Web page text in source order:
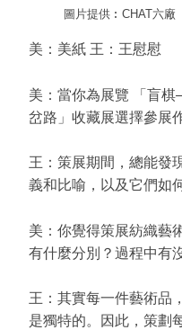
圖片提供︰CHAT六廠
美：美紙 王：王慰慰
美：當你為展覽 「盲
岔路」收藏展選擇參展
王：策展期間，總能發
義和比喻，以及它們如
美：你覺得策展紡織藝
有什麼分別？過程中有
王：其實每一件藝術品
是獨特的。因此，策劃